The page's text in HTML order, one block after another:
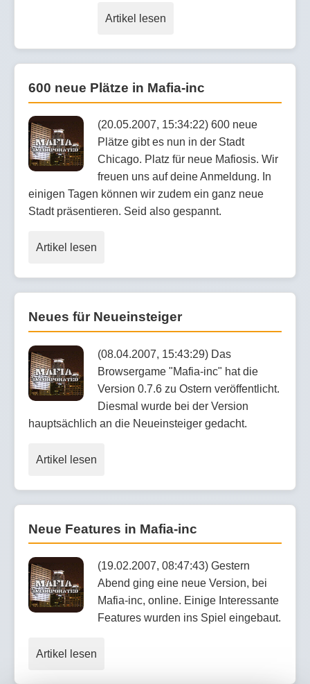
Artikel lesen
600 neue Plätze in Mafia-inc
(20.05.2007, 15:34:22) 600 neue
Plätze gibt es nun in der Stadt
Chicago. Platz für neue Mafiosis. Wir
freuen uns auf deine Anmeldung. In
einigen Tagen können wir zudem ein ganz neue
Stadt präsentieren. Seid also gespannt.
Artikel lesen
Neues für Neueinsteiger
(08.04.2007, 15:43:29) Das
Browsergame "Mafia-inc" hat die
Version 0.7.6 zu Ostern veröffentlicht.
Diesmal wurde bei der Version
hauptsächlich an die Neueinsteiger gedacht.
Artikel lesen
Neue Features in Mafia-inc
(19.02.2007, 08:47:43) Gestern
Abend ging eine neue Version, bei
Mafia-inc, online. Einige Interessante
Features wurden ins Spiel eingebaut.
Artikel lesen